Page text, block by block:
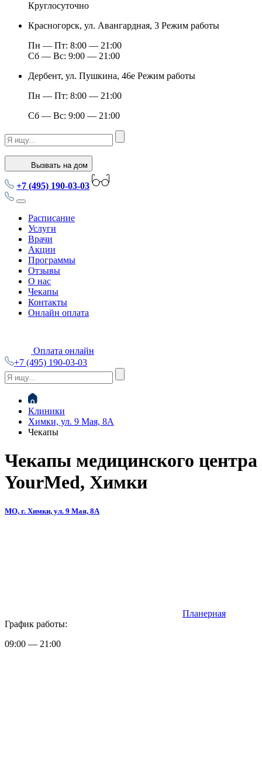
Круглосуточно
Красногорск, ул. Авангардная, 3 Режим работы
Пн — Пт: 8:00 — 21:00
Сб — Вс: 9:00 — 21:00
Дербент, ул. Пушкина, 46е Режим работы
Пн — Пт: 8:00 — 21:00
Сб — Вс: 9:00 — 21:00
Вызвать на дом
+7 (495) 190-03-03
Расписание
Услуги
Врачи
Акции
Программы
Отзывы
О нас
Чекапы
Контакты
Онлайн оплата
Оплата онлайн
+7 (495) 190-03-03
Клиники
Химки, ул. 9 Мая, 8А
Чекапы
Чекапы медицинского центра
YourMed, Химки
МО, г. Химки, ул. 9 Мая, 8А
Планерная
График работы:
09:00 — 21:00